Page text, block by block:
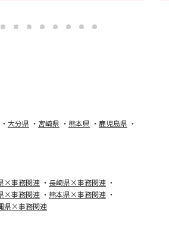
大分県 宮崎県 熊本県
鹿児島県
×事務関連
長崎県×事務関連
×事務関連
熊本県×事務関連
県×事務関連